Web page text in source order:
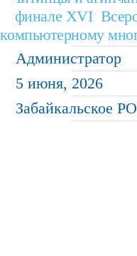
финале XVI
компьютерному
Администратор
5 июня, 2026
Забайкальское РО